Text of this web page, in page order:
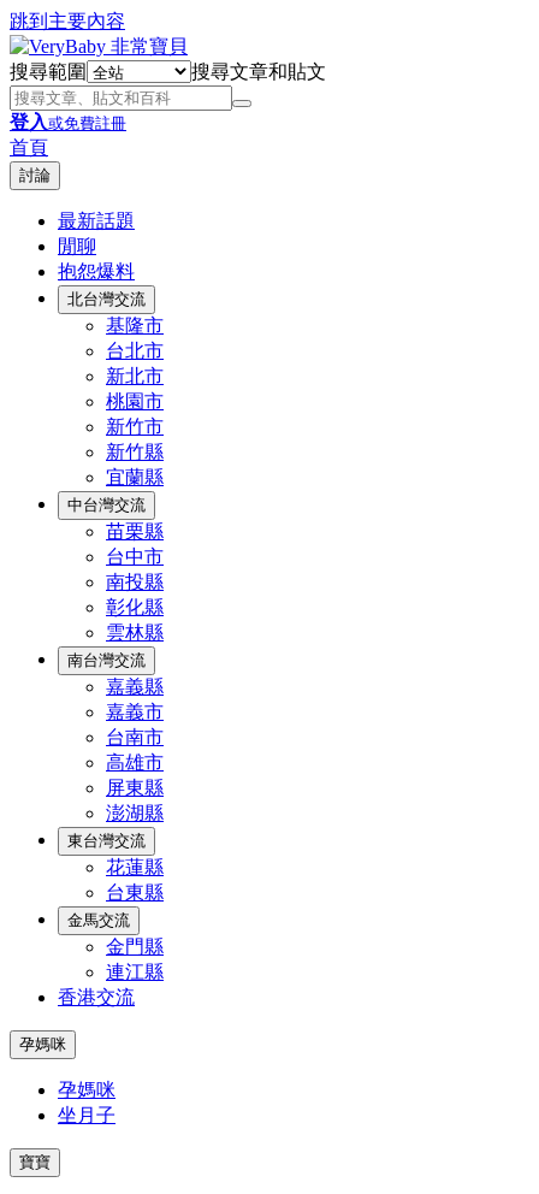
跳到主要內容
搜尋範圍 搜尋文章和貼文
登入或免費註冊
首頁
討論
最新話題
閒聊
抱怨爆料
北台灣交流
基隆市
台北市
新北市
桃園市
新竹市
新竹縣
宜蘭縣
中台灣交流
苗栗縣
台中市
南投縣
彰化縣
雲林縣
南台灣交流
嘉義縣
嘉義市
台南市
高雄市
屏東縣
澎湖縣
東台灣交流
花蓮縣
台東縣
金馬交流
金門縣
連江縣
香港交流
孕媽咪
孕媽咪
坐月子
寶寶